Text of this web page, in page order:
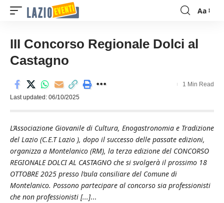
Font
Aa
III Concorso Regionale Dolci al
Castagno
Last updated: 06/10/2025
1 Min Read
L’Associazione Giovanile di Cultura, Enogastronomia e Tradizione
del Lazio (C.E.T Lazio ), dopo il successo delle passate edizioni,
organizza a Montelanico (RM), la terza edizione del CONCORSO
REGIONALE DOLCI AL CASTAGNO che si svolgerà il prossimo 18
OTTOBRE 2025 presso l’aula consiliare del Comune di
Montelanico. Possono partecipare al concorso sia professionisti
che non professionisti [...]...